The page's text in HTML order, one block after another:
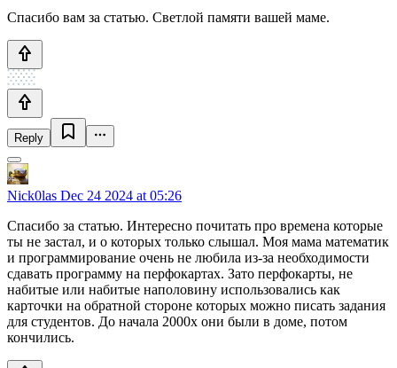
Спасибо вам за статью. Светлой памяти вашей маме.
Reply
Nick0las Dec 24 2024 at 05:26
Спасибо за статью. Интересно почитать про времена которые
ты не застал, и о которых только слышал. Моя мама математик
и программирование очень не любила из-за необходимости
сдавать программу на перфокартах. Зато перфокарты, не
набитые или набитые наполовину использовались как
карточки на обратной стороне которых можно писать задания
для студентов. До начала 2000х они были в доме, потом
кончились.